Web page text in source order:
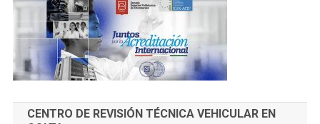
CENTRO DE REVISIÓN TÉCNICA VEHICULAR EN